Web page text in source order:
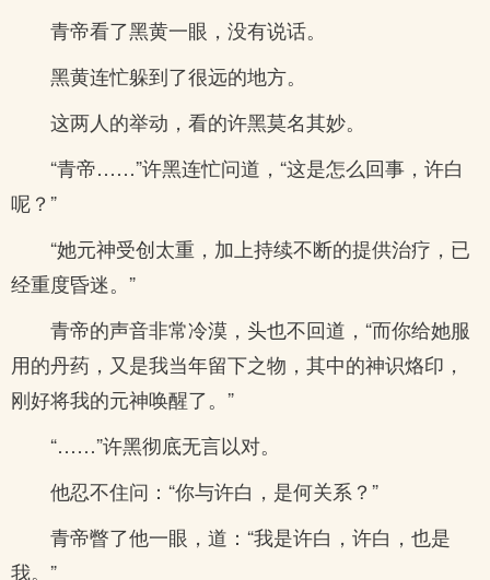
青帝看了黑黄一眼，没有说话。
黑黄连忙躲到了很远的地方。
这两人的举动，看的许黑莫名其妙。
“青帝……”许黑连忙问道，“这是怎么回事，许白
呢？”
“她元神受创太重，加上持续不断的提供治疗，已
经重度昏迷。”
青帝的声音非常冷漠，头也不回道，“而你给她服
用的丹药，又是我当年留下之物，其中的神识烙印，
刚好将我的元神唤醒了。”
“……”许黑彻底无言以对。
他忍不住问：“你与许白，是何关系？”
青帝瞥了他一眼，道：“我是许白，许白，也是
我。”